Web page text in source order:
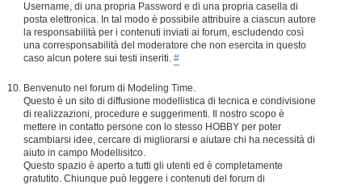
Username, di una propria Password e di una propria casella di
posta elettronica. In tal modo è possibile attribuire a ciascun autore
la responsabilità per i contenuti inviati ai forum, escludendo così
una corresponsabilità del moderatore che non esercita in questo
caso alcun potere sui testi inseriti. #
Benvenuto nel forum di Modeling Time.
Questo è un sito di diffusione modellistica di tecnica e condivisione
di realizzazioni, procedure e suggerimenti. Il nostro scopo è
mettere in contatto persone con lo stesso HOBBY per poter
scambiarsi idee, cercare di migliorarsi e aiutare chi ha necessità di
aiuto in campo Modellisitco.
Questo spazio è aperto a tutti gli utenti ed è completamente
gratutito. Chiunque può leggere i contenuti del forum di